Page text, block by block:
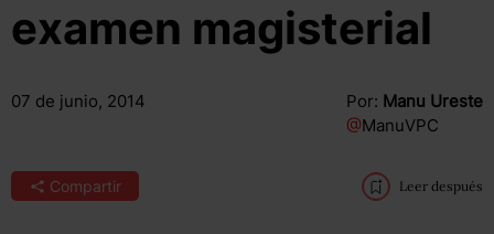
examen magisterial
07 de junio, 2014 Por: Manu Ureste
@ManuVPC
Compartir Leer después